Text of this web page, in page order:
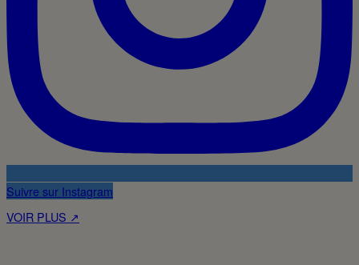
Suivre sur Instagram
VOIR PLUS ↗